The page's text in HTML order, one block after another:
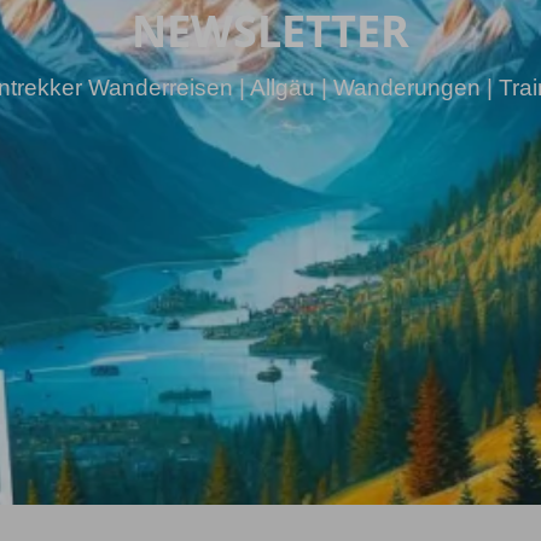
NEWSLETTER
Wanderreisen | Allgäu | Wanderungen |